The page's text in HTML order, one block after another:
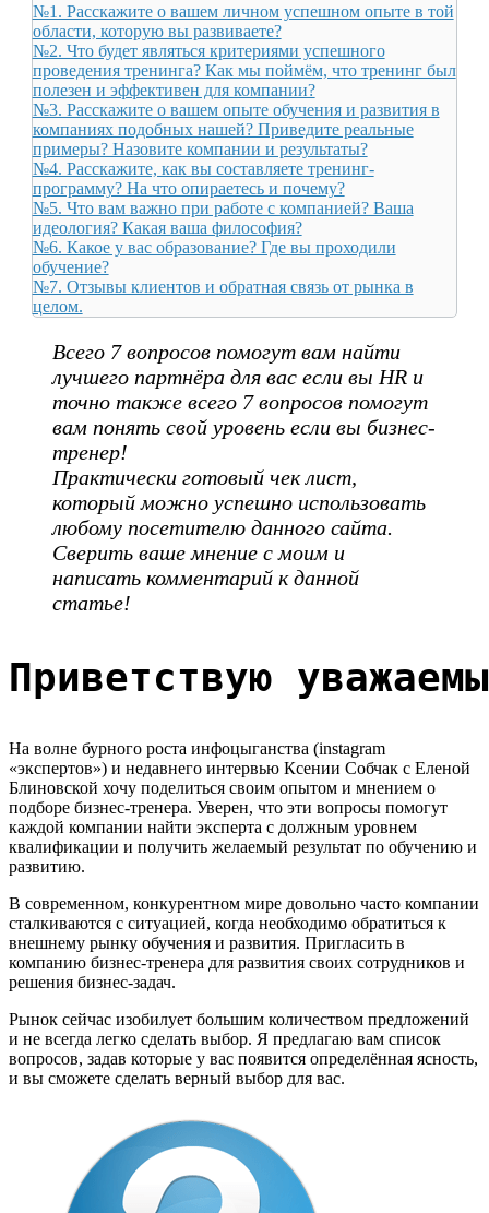
№1. Расскажите о вашем личном успешном опыте в той
области, которую вы развиваете?
№2. Что будет являться критериями успешного
проведения тренинга? Как мы поймём, что тренинг был
полезен и эффективен для компании?
№3. Расскажите о вашем опыте обучения и развития в
компаниях подобных нашей? Приведите реальные
примеры? Назовите компании и результаты?
№4. Расскажите, как вы составляете тренинг-
программу? На что опираетесь и почему?
№5. Что вам важно при работе с компанией? Ваша
идеология? Какая ваша философия?
№6. Какое у вас образование? Где вы проходили
обучение?
№7. Отзывы клиентов и обратная связь от рынка в
целом.
Всего 7 вопросов помогут вам найти
лучшего партнёра для вас если вы HR и
точно также всего 7 вопросов помогут
вам понять свой уровень если вы бизнес-
тренер!
Практически готовый чек лист,
который можно успешно использовать
любому посетителю данного сайта.
Сверить ваше мнение с моим и
написать комментарий к данной
статье!
Приветствую
На волне бурного роста инфоцыганства (instagram
«экспертов») и недавнего интервью Ксении Собчак с Еленой
Блиновской хочу поделиться своим опытом и мнением о
подборе бизнес-тренера. Уверен, что эти вопросы помогут
каждой компании найти эксперта с должным уровнем
квалификации и получить желаемый результат по обучению и
развитию.
В современном, конкурентном мире довольно часто компании
сталкиваются с ситуацией, когда необходимо обратиться к
внешнему рынку обучения и развития. Пригласить в
компанию бизнес-тренера для развития своих сотрудников и
решения бизнес-задач.
Рынок сейчас изобилует большим количеством предложений
и не всегда легко сделать выбор. Я предлагаю вам список
вопросов, задав которые у вас появится определённая ясность,
и вы сможете сделать верный выбор для вас.